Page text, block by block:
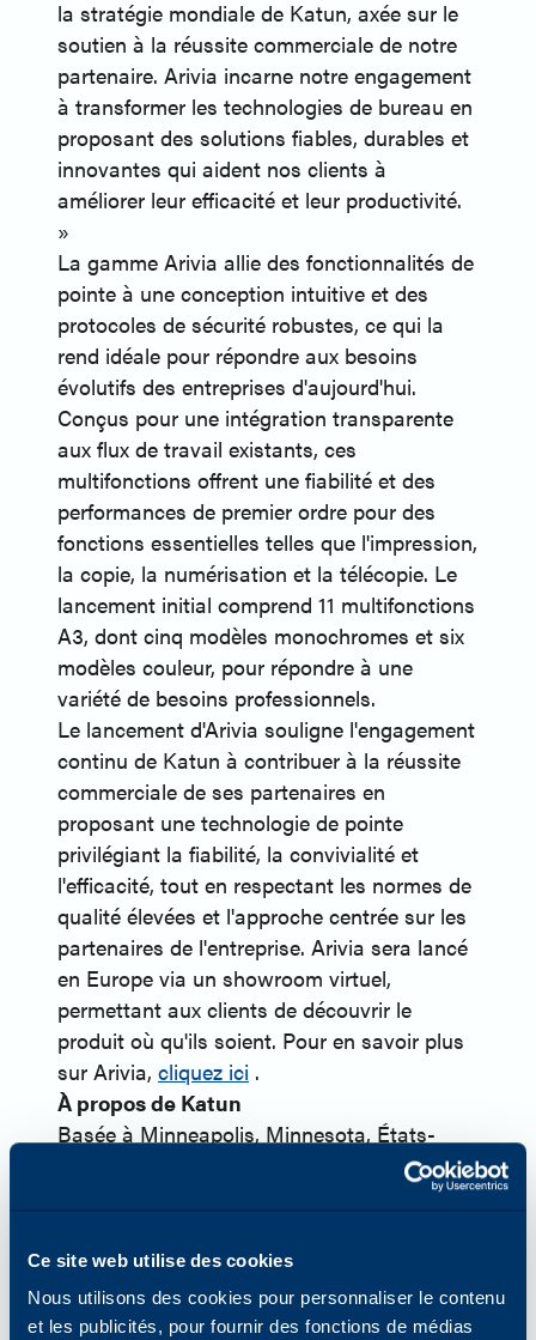
Ce site web utilise des cookies
Nous utilisons des cookies pour personnaliser le contenu
et les publicités, pour fournir des fonctions de médias
la stratégie mondiale de Katun, axée sur le
soutien à la réussite commerciale de notre
partenaire. Arivia incarne notre engagement
à transformer les technologies de bureau en
proposant des solutions fiables, durables et
innovantes qui aident nos clients à
améliorer leur efficacité et leur productivité.
»
La gamme Arivia allie des fonctionnalités de
pointe à une conception intuitive et des
protocoles de sécurité robustes, ce qui la
rend idéale pour répondre aux besoins
évolutifs des entreprises d'aujourd'hui.
Conçus pour une intégration transparente
aux flux de travail existants, ces
multifonctions offrent une fiabilité et des
performances de premier ordre pour des
fonctions essentielles telles que l'impression,
la copie, la numérisation et la télécopie. Le
lancement initial comprend 11 multifonctions
A3, dont cinq modèles monochromes et six
modèles couleur, pour répondre à une
variété de besoins professionnels.
Le lancement d'Arivia souligne l'engagement
continu de Katun à contribuer à la réussite
commerciale de ses partenaires en
proposant une technologie de pointe
privilégiant la fiabilité, la convivialité et
l'efficacité, tout en respectant les normes de
qualité élevées et l'approche centrée sur les
partenaires de l'entreprise. Arivia sera lancé
en Europe via un showroom virtuel,
permettant aux clients de découvrir le
produit où qu'ils soient. Pour en savoir plus
sur Arivia, cliquez ici .
À propos de Katun
Basée à Minneapolis, Minnesota, États-
Unis, Katun Corporation (Katun) est l'un des
aux OEM et d'une gamme complète de
produits et de services pour les
imprimantes, les copieurs et les imprimantes